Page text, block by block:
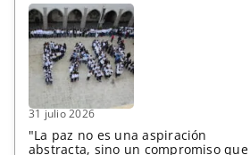
31 julio 2026
"La paz no es una aspiración
abstracta, sino un compromiso que